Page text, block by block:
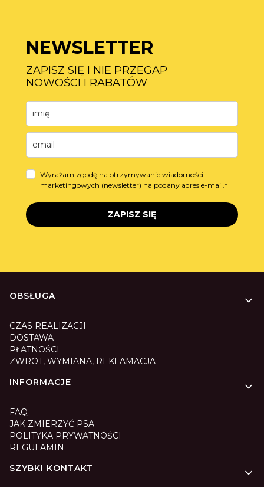
NEWSLETTER
ZAPISZ SIĘ I NIE PRZEGAP
NOWOŚCI I RABATÓW
Wyrażam zgodę na otrzymywanie wiadomości
marketingowych (newsletter) na podany adres e-mail.*
ZAPISZ SIĘ
Linki w stopce
OBSŁUGA
CZAS REALIZACJI
DOSTAWA
PŁATNOŚCI
ZWROT, WYMIANA, REKLAMACJA
INFORMACJE
FAQ
JAK ZMIERZYĆ PSA
POLITYKA PRYWATNOŚCI
REGULAMIN
SZYBKI KONTAKT